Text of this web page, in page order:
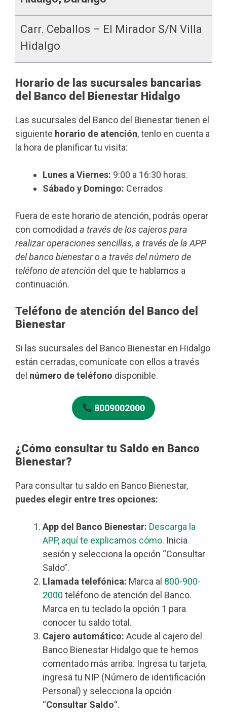
Carr. Ceballos – El Mirador S/n Villa
Hidalgo
Horario de las sucursales bancarias
del Banco del Bienestar Hidalgo
Las sucursales del Banco del Bienestar tienen el
siguiente horario de atención, tenlo en cuenta a
la hora de planificar tu visita:
Lunes a Viernes: 9:00 a 16:30 horas.
Sábado y Domingo: Cerrados
Fuera de este horario de atención, podrás operar
con comodidad a través de los cajeros para
realizar operaciones sencillas, a través de la APP
del banco bienestar o a través del número de
teléfono de atención del que te hablamos a
continuación.
Teléfono de atención del Banco del
Bienestar
Si las sucursales del Banco Bienestar en Hidalgo
están cerradas, comunícate con ellos a través
del número de teléfono disponible.
8009002000
¿Cómo consultar tu Saldo en Banco
Bienestar?
Para consultar tu saldo en Banco Bienestar,
puedes elegir entre tres opciones:
App del Banco Bienestar: Descarga la
APP, aquí te explicamos cómo. Inicia
sesión y selecciona la opción “Consultar
Saldo”.
Llamada telefónica: Marca al 800-900-
2000 teléfono de atención del Banco.
Marca en tu teclado la opción 1 para
conocer tu saldo total.
Cajero automático: Acude al cajero del
Banco Bienestar Hidalgo que te hemos
comentado más arriba. Ingresa tu tarjeta,
ingresa tu NIP (Número de identificación
Personal) y selecciona la opción
“Consultar Saldo“.